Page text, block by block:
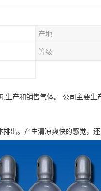
产地
等级
生产和销售气体。 公司主要
出。产生清凉爽快的感觉，